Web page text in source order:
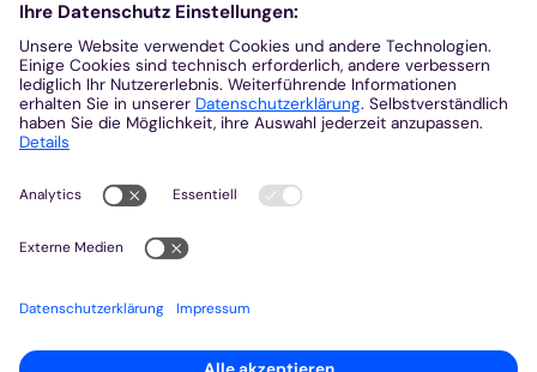
Wir möchten Ihnen ein optimales Webseiten-Erlebnis bieten.
Dazu verwenden wir Cookies, die für das Funktionieren unserer
Website notwendig sind. Mit Ihrer Zustimmung verwenden wir
auch Cookies und andere Technologien, die zur Anzeige
externer Inhalte (Videos über Youtube, Audios über
Soundcloud, Karten über MapTiler ...) oder zu anonymen
Statistikzwecken genutzt werden. Sie können selbst
beachten Sie, dass auf Basis Ihrer Einstellungen womöglich
Weitere Informationen und die Möglichkeit zum Widerruf Ihrer
Einwillung finden Sie in unserer
Datenschutzerklärung